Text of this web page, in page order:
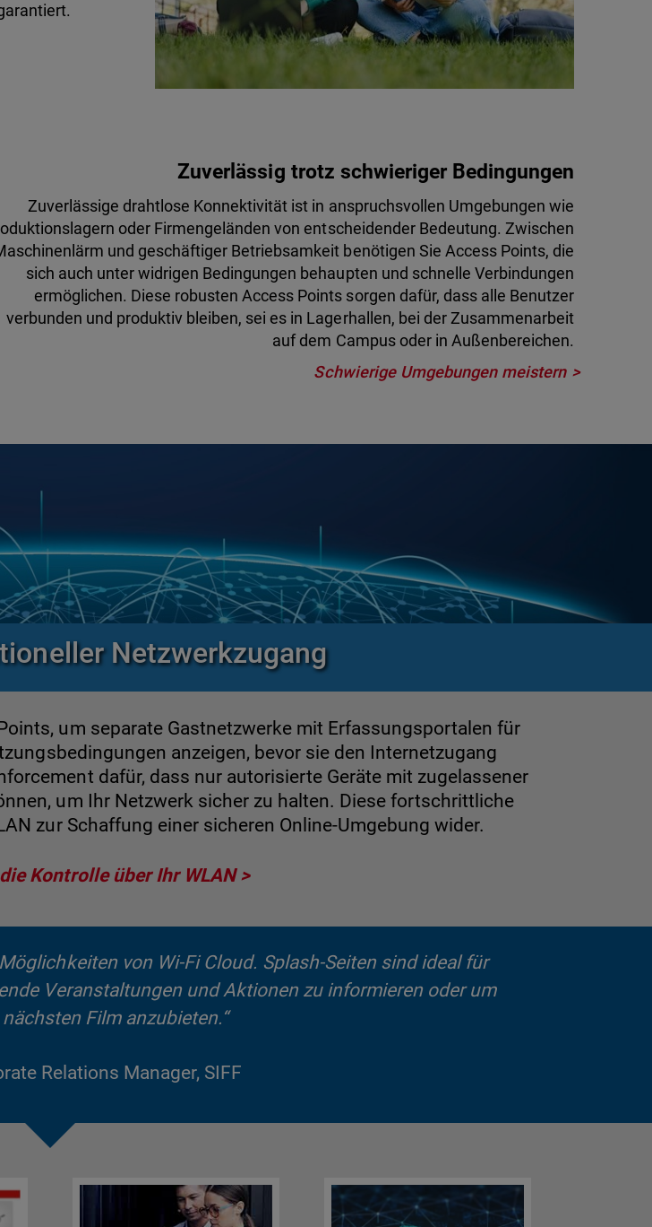
Zuverlässig trotz schwieriger Bedingungen
Zuverlässige drahtlose Konnektivität ist in anspruchsvollen Umgebungen wie
oder Firmengeländen von entscheidender Bedeutung. Zwischen
und geschäftiger Betriebsamkeit benötigen Sie Access Points, die
sich auch unter widrigen Bedingungen behaupten und schnelle Verbindungen
ermöglichen. Diese robusten Access Points sorgen dafür, dass alle Benutzer
verbunden und produktiv bleiben, sei es in Lagerhallen, bei der Zusammenarbeit
auf dem Campus oder in Außenbereichen.
Schwierige Umgebungen meistern
Netzwerkzugang
um separate Gastnetzwerke mit Erfassungsportalen für
anzeigen, bevor sie den Internetzugang
dafür, dass nur autorisierte Geräte mit zugelassener
um Ihr Netzwerk sicher zu halten. Diese fortschrittliche
zur Schaffung einer sicheren Online-Umgebung wider.
Kontrolle über Ihr WLAN
von Wi-Fi Cloud. Splash-Seiten sind ideal für
Veranstaltungen und Aktionen zu informieren oder um
Film anzubieten.“
Relations Manager, SIFF